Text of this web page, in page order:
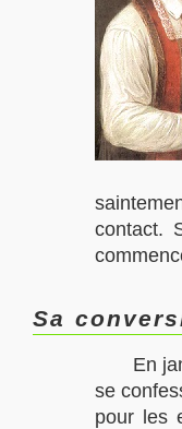
contact.
Sa
En
se
pour les